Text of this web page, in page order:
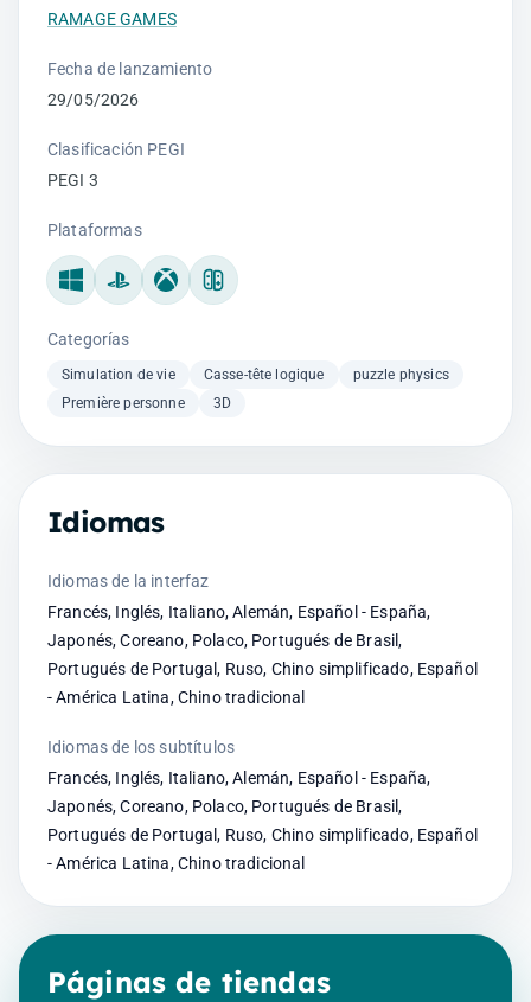
RAMAGE GAMES
Fecha de lanzamiento
29/05/2026
Clasificación PEGI
PEGI 3
Plataformas
WindowsPlayStation
XboxNintendo Switch
Categorías
Simulation de vie Casse-tête logique
puzzle physics
Première personne
3D
Idiomas
Idiomas de la interfaz
Francés, Inglés, Italiano, Alemán, Español - España,
Japonés, Coreano, Polaco, Portugués de Brasil,
Portugués de Portugal, Ruso, Chino simplificado, Español
- América Latina, Chino tradicional
Idiomas de los subtítulos
Francés, Inglés, Italiano, Alemán, Español - España,
Japonés, Coreano, Polaco, Portugués de Brasil,
Portugués de Portugal, Ruso, Chino simplificado, Español
- América Latina, Chino tradicional
Páginas de tiendas